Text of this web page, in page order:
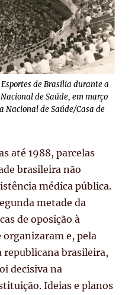
de Brasília durante a
de Saúde, em março
Nacional de Saúde/Casa de
até 1988, parcelas
brasileira não
médica pública.
metade da
de oposição à
e, pela
brasileira,
decisiva na
Ideias e planos